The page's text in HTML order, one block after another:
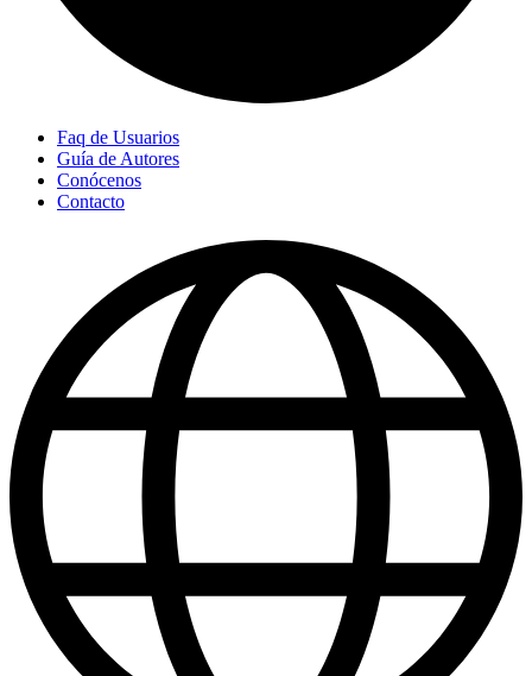
Faq de Usuarios
Guía de Autores
Conócenos
Contacto